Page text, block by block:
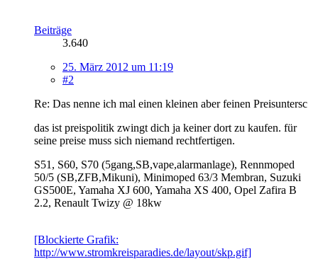
Beiträge
3.640
25. März 2012 um 11:19
#2
Re: Das nenne ich mal einen kleinen aber feinen Preisuntersc
das ist preispolitik zwingt dich ja keiner dort zu kaufen. für
seine preise muss sich niemand rechtfertigen.
S51, S60, S70 (5gang,SB,vape,alarmanlage), Rennmoped
50/5 (SB,ZFB,Mikuni), Minimoped 63/3 Membran, Suzuki
GS500E, Yamaha XJ 600, Yamaha XS 400, Opel Zafira B
2.2, Renault Twizy @ 18kw
[Blockierte Grafik:
http://www.stromkreisparadies.de/layout/skp.gif]